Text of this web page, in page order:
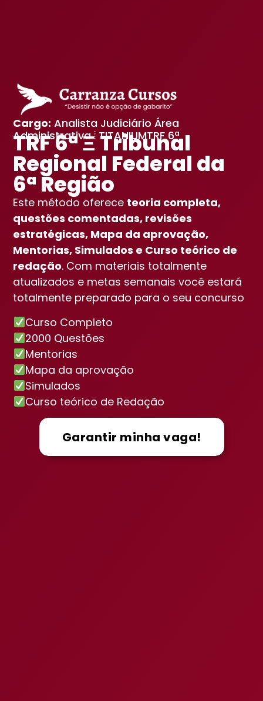
Cargo: Analista Judiciário Área
Administrativa ⦙ TITANIUMTRF 6ª
TRF 6ª Ξ Tribunal
Regional Federal da
6ª Região
Este método oferece teoria completa,
questões comentadas, revisões
estratégicas, Mapa da aprovação,
Mentorias, Simulados e Curso teórico de
redação. Com materiais totalmente
atualizados e metas semanais você estará
totalmente preparado para o seu concurso
Curso Completo
2000 Questões
Mentorias
Mapa da aprovação
Simulados
Curso teórico de Redação
Garantir minha vaga!
Vou aprovar!